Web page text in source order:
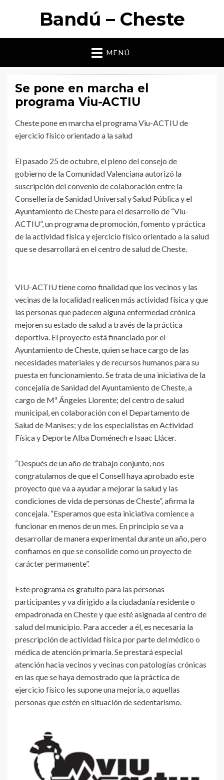
Bandú – Cheste
MENÚ
Se pone en marcha el
programa Viu-ACTIU
Cheste pone en marcha el programa Viu-ACTIU de
ejercicio físico orientado a la salud
El pasado 25 de octubre, el pleno del consejo de
gobierno de la Comunidad Valenciana autorizó la
suscripción del convenio de colaboración entre la
Conselleria de Sanidad Universal y Salud Pública y el
Ayuntamiento de Cheste para el desarrollo de “Viu-
ACTIU”, un programa de promoción, fomento y práctica
de la actividad física y ejercicio físico orientado a la salud
que se desarrollará en el centro de salud de Cheste.
VIU-ACTIU tiene como finalidad que los vecinos y las
vecinas de la localidad realicen más actividad física y que
las personas que padecen alguna enfermedad crónica
mejoren su estado de salud a través de la práctica
deportiva. El proyecto está financiado por el
Ayuntamiento de Cheste, quien se hace cargo de las
necesidades materiales y de recursos humanos para su
puesta en funcionamiento. Se trata de una iniciativa de la
concejalía de Sanidad del Ayuntamiento de Cheste, a
cargo de Mª Ángeles Llorente; del centro de salud
municipal, en colaboración con el Departamento de
Salud de Manises; y de los especialistas en Actividad
Física y Deporte Alba Doménech e Isaac Llácer.
“Después de un año de trabajo conjunto, nos
congratulamos de que el Consell haya aprobado este
proyecto que va a ayudar a mejorar la salud y las
condiciones de vida de personas de Cheste”, afirma la
concejala. “Esperamos que esta iniciativa comience a
funcionar en menos de un mes. En principio se va a
desarrollar de manera experimental durante un año, pero
confiamos en que se consolide como un proyecto de
carácter permanente”.
Este programa es gratuito para las personas
participantes y va dirigido a la ciudadanía residente o
empadronada en Cheste y que esté asignada al centro de
salud del municipio. Para acceder a él, es necesaria la
prescripción de actividad física por parte del médico o
médica de atención primaria. Se prestará especial
atención hacia vecinos y vecinas con patologías crónicas
en las que se haya demostrado que la práctica de
ejercicio físico les supone una mejoría, o aquellas
personas que estén en situación de sedentarismo.